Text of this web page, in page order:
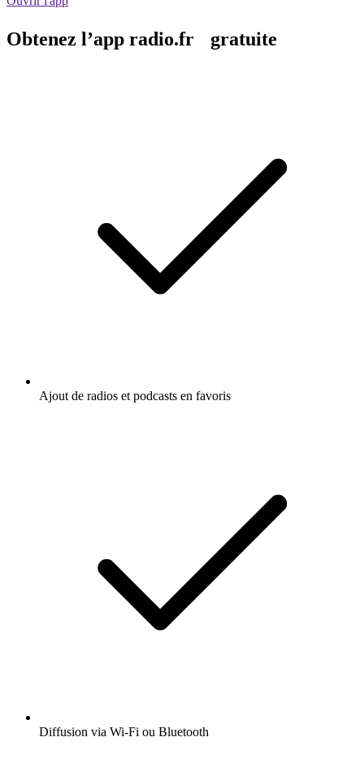
Obtenez l’app radio.fr gratuite
Ajout de radios et podcasts en favoris
Diffusion via Wi-Fi ou Bluetooth